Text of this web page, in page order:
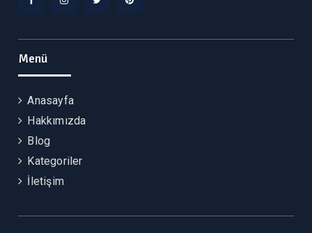
Menü
Anasayfa
Hakkımızda
Blog
Kategoriler
İletişim